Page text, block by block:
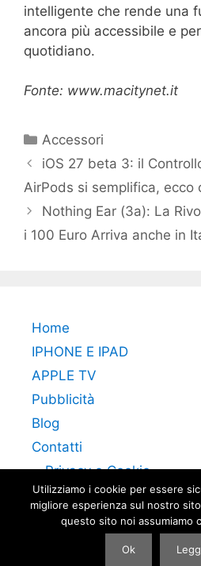
intelligente che rende una
ancora più accessibile e
quotidiano.
Fonte: www.macitynet.it
Categorie
Accessori
iOS 27 beta 3: il
AirPods si semplifica, ecco
Nothing Ear (3a): La
i 100 Euro Arriva anche in
Home
IPHONE E IPAD
APPLE TV
Pubblicità
Blog
Contatti
Privacy e Cookie
© 2026 Apple TV Italia •
Utilizziamo i cookie per essere
migliore esperienza sul nostro
questo sito noi assumiamo
Ok